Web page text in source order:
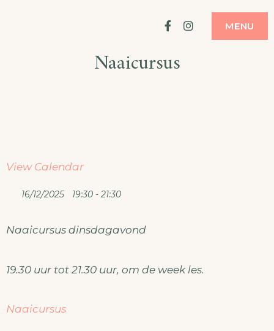
FacebookInstagram
MENU
Naaicursus
View Calendar
16/12/2025 19:30 - 21:30
Naaicursus dinsdagavond
19.30 uur tot 21.30 uur, om de week les.
Naaicursus